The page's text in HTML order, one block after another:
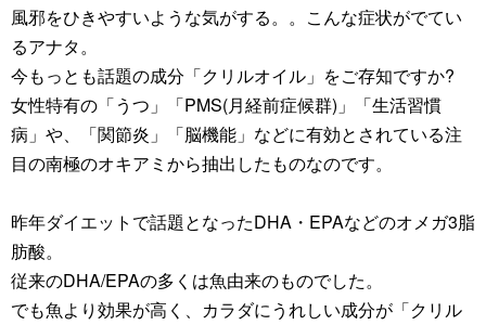
風邪をひきやすいような気がする。。こんな症状がでてい
るアナタ。
今もっとも話題の成分「クリルオイル」をご存知ですか?
女性特有の「うつ」「PMS(月経前症候群)」「生活習慣
病」や、「関節炎」「脳機能」などに有効とされている注
目の南極のオキアミから抽出したものなのです。
昨年ダイエットで話題となったDHA・EPAなどのオメガ3脂
肪酸。
従来のDHA/EPAの多くは魚由来のものでした。
でも魚より効果が高く、カラダにうれしい成分が「クリル